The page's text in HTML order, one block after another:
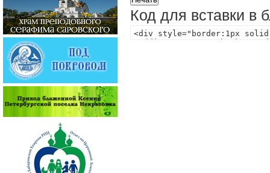
Код для вставки в